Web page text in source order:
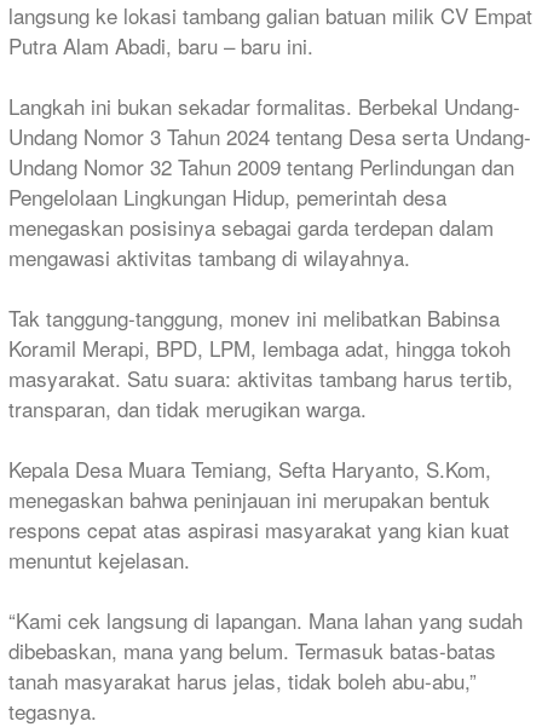
langsung ke lokasi tambang galian batuan milik CV Empat
Putra Alam Abadi, baru – baru ini.
Langkah ini bukan sekadar formalitas. Berbekal Undang-
Undang Nomor 3 Tahun 2024 tentang Desa serta Undang-
Undang Nomor 32 Tahun 2009 tentang Perlindungan dan
Pengelolaan Lingkungan Hidup, pemerintah desa
menegaskan posisinya sebagai garda terdepan dalam
mengawasi aktivitas tambang di wilayahnya.
Tak tanggung-tanggung, monev ini melibatkan Babinsa
Koramil Merapi, BPD, LPM, lembaga adat, hingga tokoh
masyarakat. Satu suara: aktivitas tambang harus tertib,
transparan, dan tidak merugikan warga.
Kepala Desa Muara Temiang, Sefta Haryanto, S.Kom,
menegaskan bahwa peninjauan ini merupakan bentuk
respons cepat atas aspirasi masyarakat yang kian kuat
menuntut kejelasan.
“Kami cek langsung di lapangan. Mana lahan yang sudah
dibebaskan, mana yang belum. Termasuk batas-batas
tanah masyarakat harus jelas, tidak boleh abu-abu,”
tegasnya.